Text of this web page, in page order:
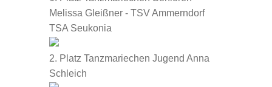
Melissa Gleißner - TSV Ammerndorf
TSA Seukonia
2. Platz Tanzmariechen Jugend Anna
Schleich